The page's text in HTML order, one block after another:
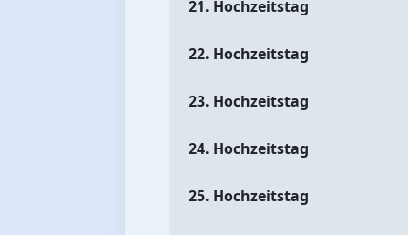
21. Hochzeitstag
22. Hochzeitstag
23. Hochzeitstag
24. Hochzeitstag
25. Hochzeitstag